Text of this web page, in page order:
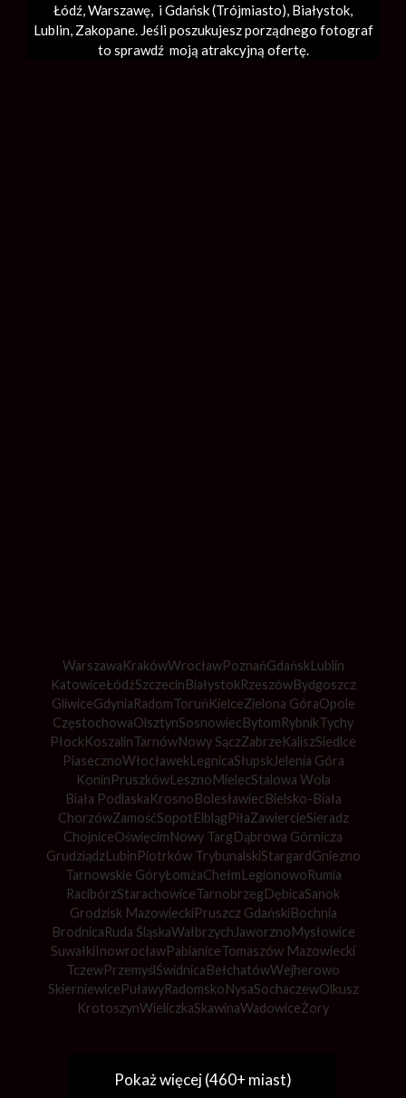
Łódź,Warszawę, i Gdańsk (Trójmiasto), Białystok,
Lublin, Zakopane. Jeśli poszukujesz porządnego fotograf
to sprawdź moją atrakcyjną ofertę.
WarszawaKrakówWrocławPoznańGdańskLublin
KatowiceŁódźSzczecinBiałystokRzeszówBydgoszcz
GliwiceGdyniaRadomToruńKielceZielona GóraOpole
CzęstochowaOlsztynSosnowiecBytomRybnikTychy
PłockKoszalinTarnówNowy SączZabrzeKaliszSiedlce
PiasecznoWłocławekLegnicaSłupsk Jelenia Góra
KoninPruszkówLesznoMielecStalowa Wola
Biała PodlaskaKrosnoBolesławiecBielsko-Biała
ChorzówZamośćSopotElblągPiłaZawiercieSieradz
ChojniceOświęcimNowy TargDąbrowa Górnicza
GrudziądzLubinPiotrków TrybunalskiStargardGniezno
Tarnowskie GóryŁomżaChełmLegionowoRumia
RacibórzStarachowiceTarnobrzegDębicaSanok
Grodzisk MazowieckiPruszcz GdańskiBochnia
BrodnicaRuda ŚląskaWałbrzych JaworznoMysłowice
SuwałkiInowrocławPabianiceTomaszów Mazowiecki
TczewPrzemyślŚwidnicaBełchatówWejherowo
SkierniewicePuławyRadomskoNysaSochaczewOlkusz
KrotoszynWieliczkaSkawinaWadowiceŻory
Pokaż więcej (460+ miast)